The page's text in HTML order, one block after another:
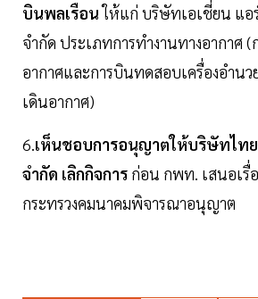
บินพลเรือนให้แก่ บริษัทเอเชี่ยน แอ
จำกัด ประเภทการทำงานทางอากาศ (
อากาศและการบินทดสอบเครื่องอำนว
เดินอากาศ)
6.เห็นชอบการอนุญาตให้บริษัทไทย
จำกัด เลิกกิจการ ก่อน กพท. เสนอเรื่
กระทรวงคมนาคมพิจารณาอนุญาต